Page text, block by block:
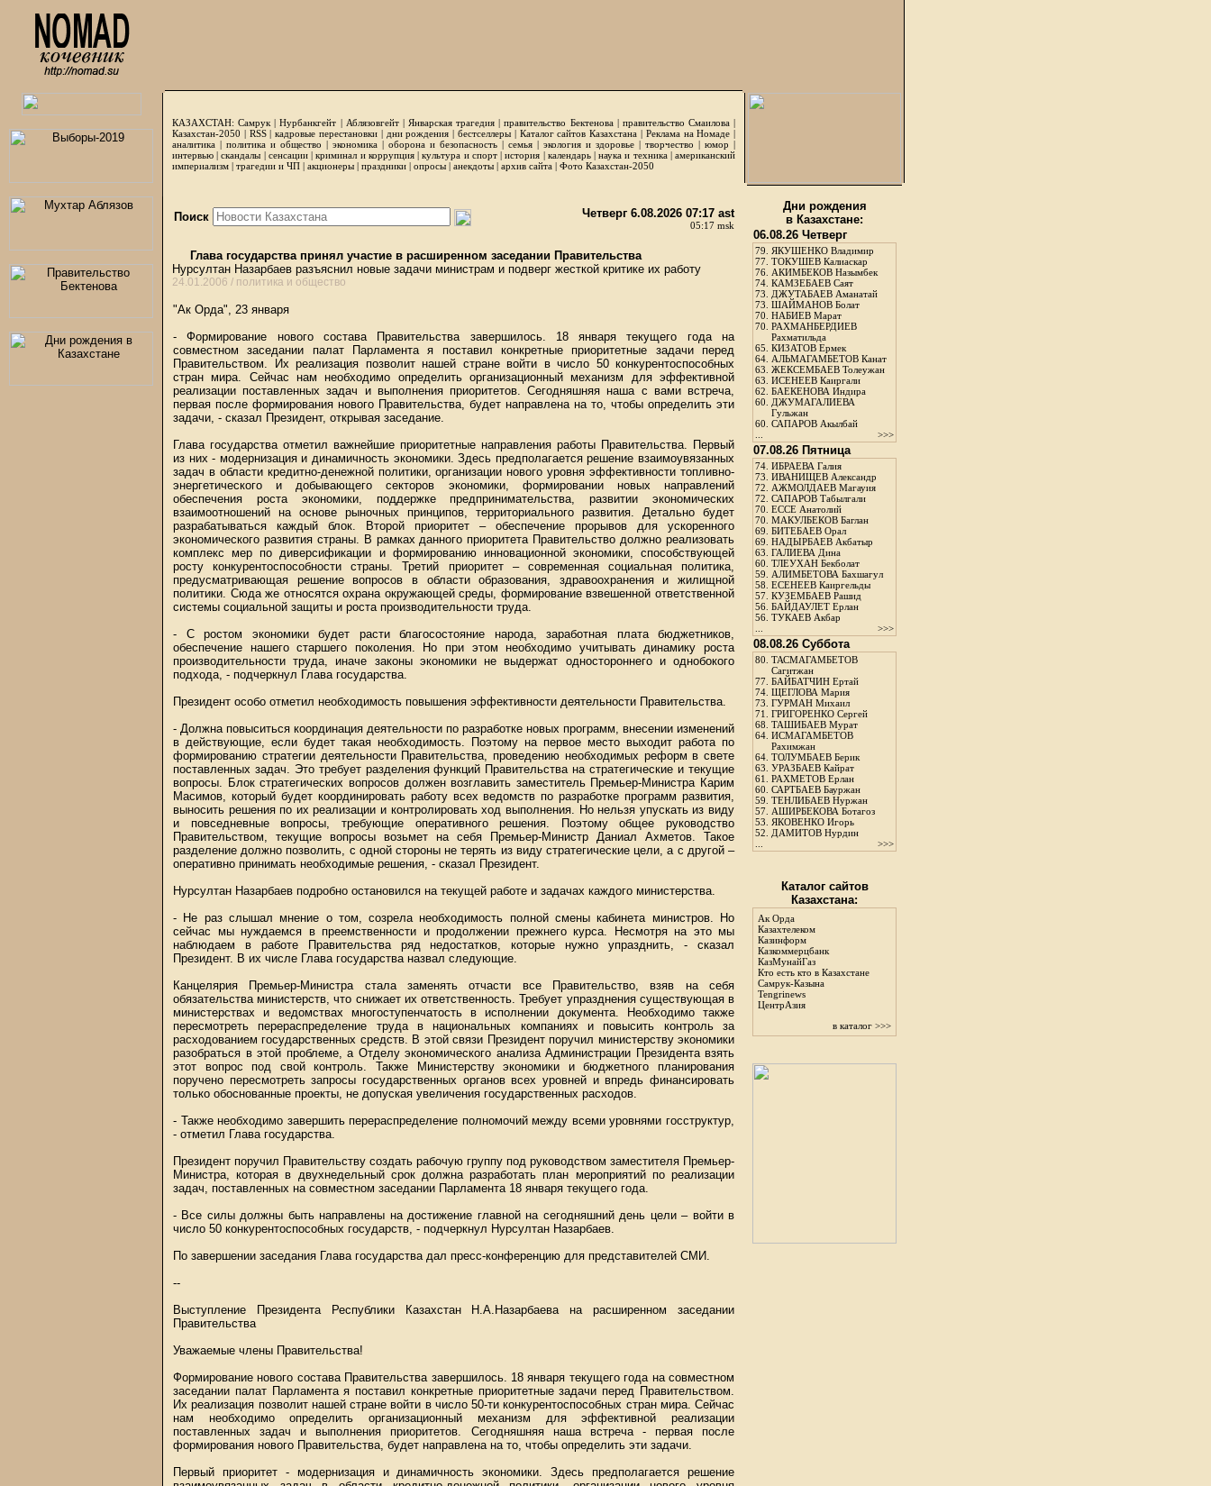
КАЗАХСТАН: Самрук |Нурбанкгейт | Аблязовгейт| Январская трагедия |правительство Бектенова| правительство Смаилова|
Казахстан-2050 | RSS|кадровые перестановки| дни рождения | бестселлеры| Каталог сайтов Казахстана | Реклама на Номаде |
аналитика | политика и общество | экономика | оборона и безопасность | семья | экология и здоровье | творчество | юмор |
интервью |скандалы | сенсации|криминал и коррупция|культура и спорт|история | календарь|наука и техника|американский
империализм | трагедии и ЧП | акционеры | праздники | опросы | анекдоты | архив сайта | Фото Казахстан-2050
Поиск Четверг 6.08.2026 07:17 ast
05:17 msk
Глава государства принял участие в расширенном заседании Правительства
Нурсултан Назарбаев разъяснил новые задачи министрам и подверг жесткой критике их работу
24.01.2006 / политика и общество
"Ак Орда", 23 января
- Формирование нового состава Правительства завершилось. 18 января текущего года на
совместном заседании палат Парламента я поставил конкретные приоритетные задачи перед
Правительством. Их реализация позволит нашей стране войти в число 50 конкурентоспособных
стран мира. Сейчас нам необходимо определить организационный механизм для эффективной
реализации поставленных задач и выполнения приоритетов. Сегодняшняя наша с вами встреча,
первая после формирования нового Правительства, будет направлена на то, чтобы определить эти
задачи, - сказал Президент, открывая заседание.
Глава государства отметил важнейшие приоритетные направления работы Правительства. Первый
из них - модернизация и динамичность экономики. Здесь предполагается решение взаимоувязанных
задач в области кредитно-денежной политики, организации нового уровня эффективности топливно-
энергетического и добывающего секторов экономики, формировании новых направлений
обеспечения роста экономики, поддержке предпринимательства, развитии экономических
взаимоотношений на основе рыночных принципов, территориального развития. Детально будет
разрабатываться каждый блок. Второй приоритет – обеспечение прорывов для ускоренного
экономического развития страны. В рамках данного приоритета Правительство должно реализовать
комплекс мер по диверсификации и формированию инновационной экономики, способствующей
росту конкурентоспособности страны. Третий приоритет – современная социальная политика,
предусматривающая решение вопросов в области образования, здравоохранения и жилищной
политики. Сюда же относятся охрана окружающей среды, формирование взвешенной ответственной
системы социальной защиты и роста производительности труда.
- С ростом экономики будет расти благосостояние народа, заработная плата бюджетников,
обеспечение нашего старшего поколения. Но при этом необходимо учитывать динамику роста
производительности труда, иначе законы экономики не выдержат одностороннего и однобокого
подхода, - подчеркнул Глава государства.
Президент особо отметил необходимость повышения эффективности деятельности Правительства.
- Должна повыситься координация деятельности по разработке новых программ, внесении изменений
в действующие, если будет такая необходимость. Поэтому на первое место выходит работа по
формированию стратегии деятельности Правительства, проведению необходимых реформ в свете
поставленных задач. Это требует разделения функций Правительства на стратегические и текущие
вопросы. Блок стратегических вопросов должен возглавить заместитель Премьер-Министра Карим
Масимов, который будет координировать работу всех ведомств по разработке программ развития,
выносить решения по их реализации и контролировать ход выполнения. Но нельзя упускать из виду
и повседневные вопросы, требующие оперативного решения. Поэтому общее руководство
Правительством, текущие вопросы возьмет на себя Премьер-Министр Даниал Ахметов. Такое
разделение должно позволить, с одной стороны не терять из виду стратегические цели, а с другой –
оперативно принимать необходимые решения, - сказал Президент.
Нурсултан Назарбаев подробно остановился на текущей работе и задачах каждого министерства.
- Не раз слышал мнение о том, созрела необходимость полной смены кабинета министров. Но
сейчас мы нуждаемся в преемственности и продолжении прежнего курса. Несмотря на это мы
наблюдаем в работе Правительства ряд недостатков, которые нужно упразднить, - сказал
Президент. В их числе Глава государства назвал следующие.
Канцелярия Премьер-Министра стала заменять отчасти все Правительство, взяв на себя
обязательства министерств, что снижает их ответственность. Требует упразднения существующая в
министерствах и ведомствах многоступенчатость в исполнении документа. Необходимо также
пересмотреть перераспределение труда в национальных компаниях и повысить контроль за
расходованием государственных средств. В этой связи Президент поручил министерству экономики
разобраться в этой проблеме, а Отделу экономического анализа Администрации Президента взять
этот вопрос под свой контроль. Также Министерству экономики и бюджетного планирования
поручено пересмотреть запросы государственных органов всех уровней и впредь финансировать
только обоснованные проекты, не допуская увеличения государственных расходов.
- Также необходимо завершить перераспределение полномочий между всеми уровнями госструктур,
- отметил Глава государства.
Президент поручил Правительству создать рабочую группу под руководством заместителя Премьер-
Министра, которая в двухнедельный срок должна разработать план мероприятий по реализации
задач, поставленных на совместном заседании Парламента 18 января текущего года.
- Все силы должны быть направлены на достижение главной на сегодняшний день цели – войти в
число 50 конкурентоспособных государств, - подчеркнул Нурсултан Назарбаев.
По завершении заседания Глава государства дал пресс-конференцию для представителей СМИ.
--
Выступление Президента Республики Казахстан Н.А.Назарбаева на расширенном заседании
Правительства
Уважаемые члены Правительства!
Формирование нового состава Правительства завершилось. 18 января текущего года на совместном
заседании палат Парламента я поставил конкретные приоритетные задачи перед Правительством.
Их реализация позволит нашей стране войти в число 50-ти конкурентоспособных стран мира. Сейчас
нам необходимо определить организационный механизм для эффективной реализации
поставленных задач и выполнения приоритетов. Сегодняшняя наша встреча - первая после
формирования нового Правительства, будет направлена на то, чтобы определить эти задачи.
Первый приоритет - модернизация и динамичность экономики. Здесь предполагается решение
Дни рождения
в Казахстане:
06.08.26 Четверг
79. ЯКУШЕНКО Владимир
77. ТОКУШЕВ Калиаскар
76. АКИМБЕКОВ Назымбек
74. КАМЗЕБАЕВ Саят
73. ДЖУТАБАЕВ Аманатай
73. ШАЙМАНОВ Болат
70. НАБИЕВ Марат
70. РАХМАНБЕРДИЕВ
Рахматильда
65. КИЗАТОВ Ермек
64. АЛЬМАГАМБЕТОВ Канат
63. ЖЕКСЕМБАЕВ Толеужан
63. ИСЕНЕЕВ Каиргали
62. БАЕКЕНОВА Индира
60. ДЖУМАГАЛИЕВА
Гульжан
60. САПАРОВ Акылбай
>>>
07.08.26 Пятница
74. ИБРАЕВА Галия
73. ИВАНИЩЕВ Александр
72. АЖМОЛДАЕВ Магауия
72. САПАРОВ Табылгали
70. ЕССЕ Анатолий
70. МАКУЛБЕКОВ Баглан
69. БИТЕБАЕВ Орал
69. НАДЫРБАЕВ Акбатыр
63. ГАЛИЕВА Дина
60. ТЛЕУХАН Бекболат
59. АЛИМБЕТОВА Бахшагул
58. ЕСЕНЕЕВ Каиргельды
57. КУЗЕМБАЕВ Рашид
56. БАЙДАУЛЕТ Ерлан
56. ТУКАЕВ Акбар
>>>
08.08.26 Суббота
80. ТАСМАГАМБЕТОВ
Сагитжан
77. БАЙБАТЧИН Ертай
74. ЩЕГЛОВА Мария
73. ГУРМАН Михаил
71. ГРИГОРЕНКО Сергей
68. ТАШИБАЕВ Мурат
64. ИСМАГАМБЕТОВ
Рахимжан
64. ТОЛУМБАЕВ Берик
63. УРАЗБАЕВ Кайрат
61. РАХМЕТОВ Ерлан
60. САРТБАЕВ Бауржан
59. ТЕНЛИБАЕВ Нуржан
57. АШИРБЕКОВА Ботагоз
53. ЯКОВЕНКО Игорь
52. ДАМИТОВ Нурдин
>>>
Каталог сайтов
Казахстана:
Ак Орда
Казахтелеком
Казинформ
Казкоммерцбанк
КазМунайГаз
Кто есть кто в Казахстане
Самрук-Казына
Tengrinews
ЦентрАзия
в каталог >>>